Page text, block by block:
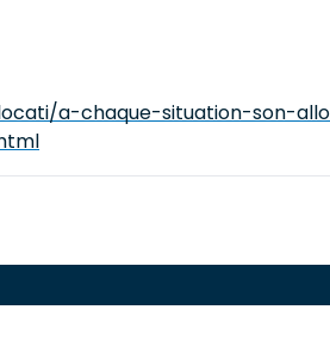
a-chaque-situation-son-